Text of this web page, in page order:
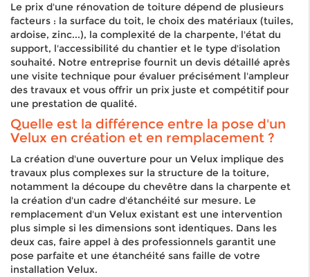
Le prix d'une rénovation de toiture dépend de plusieurs
facteurs : la surface du toit, le choix des matériaux (tuiles,
ardoise, zinc...), la complexité de la charpente, l'état du
support, l'accessibilité du chantier et le type d'isolation
souhaité. Notre entreprise fournit un devis détaillé après
une visite technique pour évaluer précisément l'ampleur
des travaux et vous offrir un prix juste et compétitif pour
une prestation de qualité.
Quelle est la différence entre la pose d'un
Velux en création et en remplacement ?
La création d'une ouverture pour un Velux implique des
travaux plus complexes sur la structure de la toiture,
notamment la découpe du chevêtre dans la charpente et
la création d'un cadre d'étanchéité sur mesure. Le
remplacement d'un Velux existant est une intervention
plus simple si les dimensions sont identiques. Dans les
deux cas, faire appel à des professionnels garantit une
pose parfaite et une étanchéité sans faille de votre
installation Velux.